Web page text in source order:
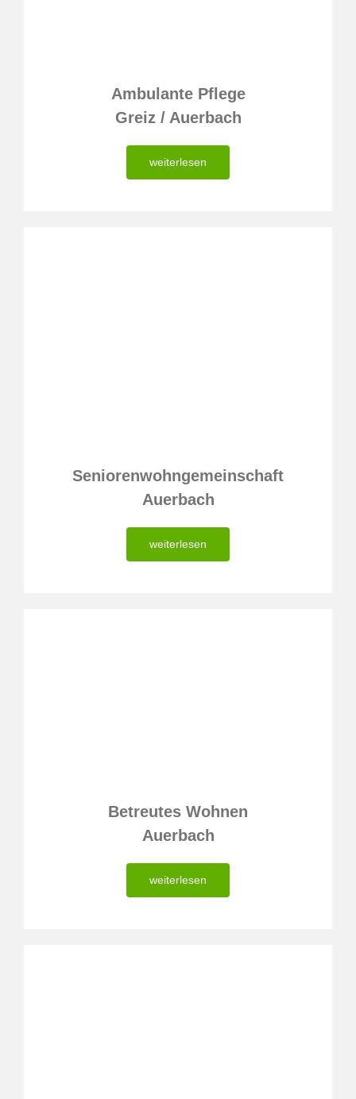
Ambulante Pflege
Greiz / Auerbach
weiterlesen
Seniorenwohngemeinschaft
Auerbach
weiterlesen
Betreutes Wohnen
Auerbach
weiterlesen